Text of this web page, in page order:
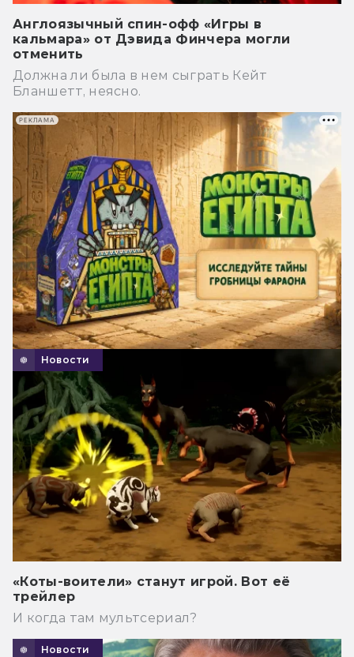
Англоязычный спин-офф «Игры в
кальмара» от Дэвида Финчера могли
отменить
Должна ли была в нем сыграть Кейт
Бланшетт, неясно.
Новости
«Коты-воители» станут игрой. Вот её
трейлер
И когда там мультсериал?
Новости
РЕКЛАМА